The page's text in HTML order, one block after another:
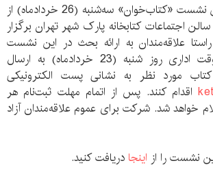
گفتنی است، نخستین نشست «کتاب‌خوان» سه‌شنبه (26 خردادماه) از
16 الی 18 در سالن اجتماعات کتابخانه پارک شهر تهران برگزار
علاقه‌مندان به ارائه بحث در این نشست
می‌توانند، تا پایان وقت اداری روز شنبه (23 خردادماه) به ارسال
مورد نظر به نشانی پست الکترونیکی
اقدام کنند. پس از اتمام مهلت ثبت‌نام هر
خواهد شد. شرکت برای عموم علاقه‌مندان آزاد
نشست را از اینجا دریافت کنید.